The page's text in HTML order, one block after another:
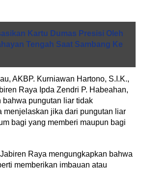
Kartu Dumas Presisi Oleh
Tengah Saat Sambang Ke
AKBP. Kurniawan Hartono, S.I.K.,
Raya Ipda Zendri P. Habeahan,
bahwa pungutan liar tidak
menjelaskan jika dari pungutan liar
bagi yang memberi maupun bagi
Raya mengungkapkan bahwa
memberikan imbauan atau